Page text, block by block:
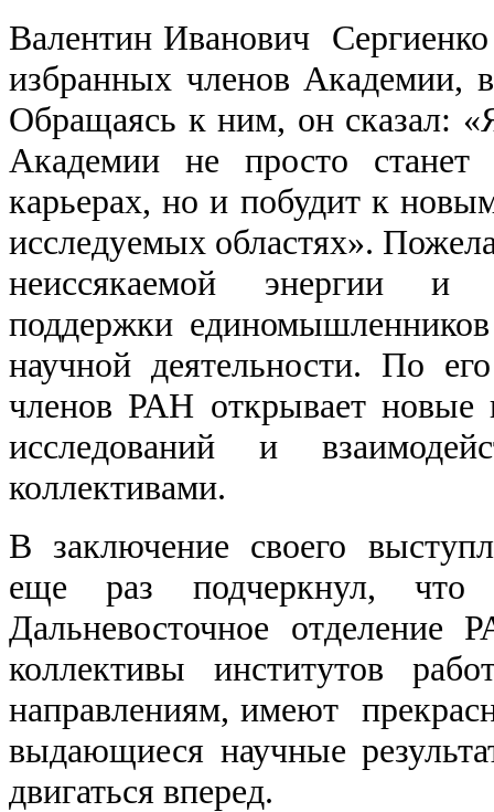
Валентин Иванович Сергиенко
избранных членов Академии,
Обращаясь к ним, он сказал:
Академии не просто
карьерах, но и побудит к
исследуемых областях».
неиссякаемой энергии и
поддержки
научной деятельности. По
членов РАН открывает новые
исследований и
коллективами.
В заключение своего
еще раз подчеркнул, что
Дальневосточное отделение
коллективы институтов
направлениям, имеют
выдающиеся научные
двигаться вперед.